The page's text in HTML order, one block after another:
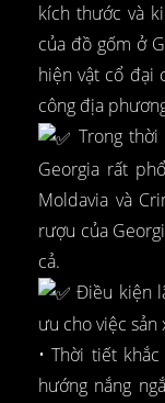
kích thước và
của đồ gốm ở
hiện vật cổ đại
công địa
Trong
Georgia rất
Moldavia và
rượu của
cả.
Điều kiện
ưu cho việc sản
• Thời tiết
hướng nắng